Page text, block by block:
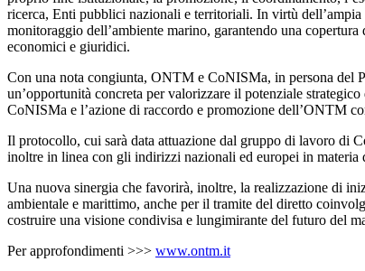
ricerca, Enti pubblici nazionali e territoriali. In virtù dell’ampia
monitoraggio dell’ambiente marino, garantendo una
economici e giuridici.
Con una nota congiunta, ONTM e CoNISMa, in persona del
un’opportunità concreta per valorizzare il potenziale
CoNISMa e l’azione di raccordo e promozione dell’ONTM
Il protocollo, cui sarà data attuazione dal gruppo di lavoro di
inoltre in linea con gli indirizzi nazionali ed europei in materia
Una nuova sinergia che favorirà, inoltre, la realizzazione di
ambientale e marittimo, anche per il tramite del diretto
costruire una visione condivisa e lungimirante del futuro del
Per approfondimenti >>> www.ontm.it